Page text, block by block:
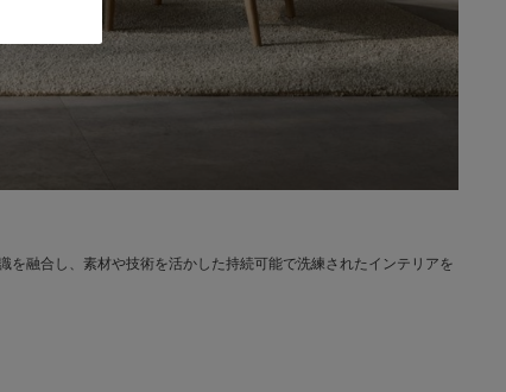
を融合し、素材や技術を活かした持続可能で洗練されたインテリアを